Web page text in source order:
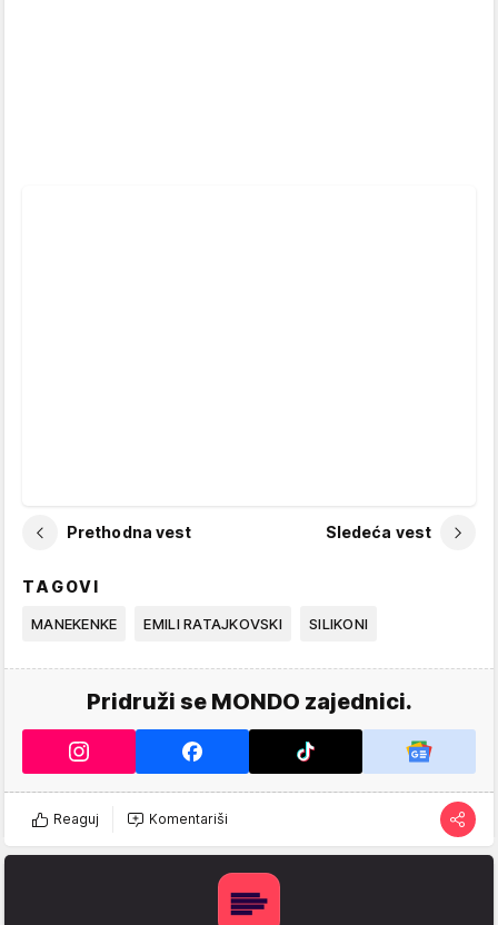
Prethodna vest Sledeća vest
TAGOVI
MANEKENKE EMILI RATAJKOVSKI SILIKONI
Pridruži se MONDO zajednici.
Reaguj Komentariši